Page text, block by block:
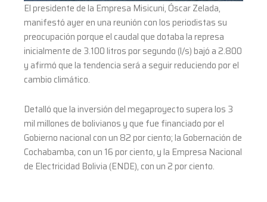
El presidente de la Empresa Misicuni, Óscar Zelada,
manifestó ayer en una reunión con los periodistas su
preocupación porque el caudal que dotaba la represa
inicialmente de 3.100 litros por segundo (l/s) bajó a 2.800
y afirmó que la tendencia será a seguir reduciendo por el
cambio climático.
Detalló que la inversión del megaproyecto supera los 3
mil millones de bolivianos y que fue financiado por el
Gobierno nacional con un 82 por ciento; la Gobernación de
Cochabamba, con un 16 por ciento, y la Empresa Nacional
de Electricidad Bolivia (ENDE), con un 2 por ciento.